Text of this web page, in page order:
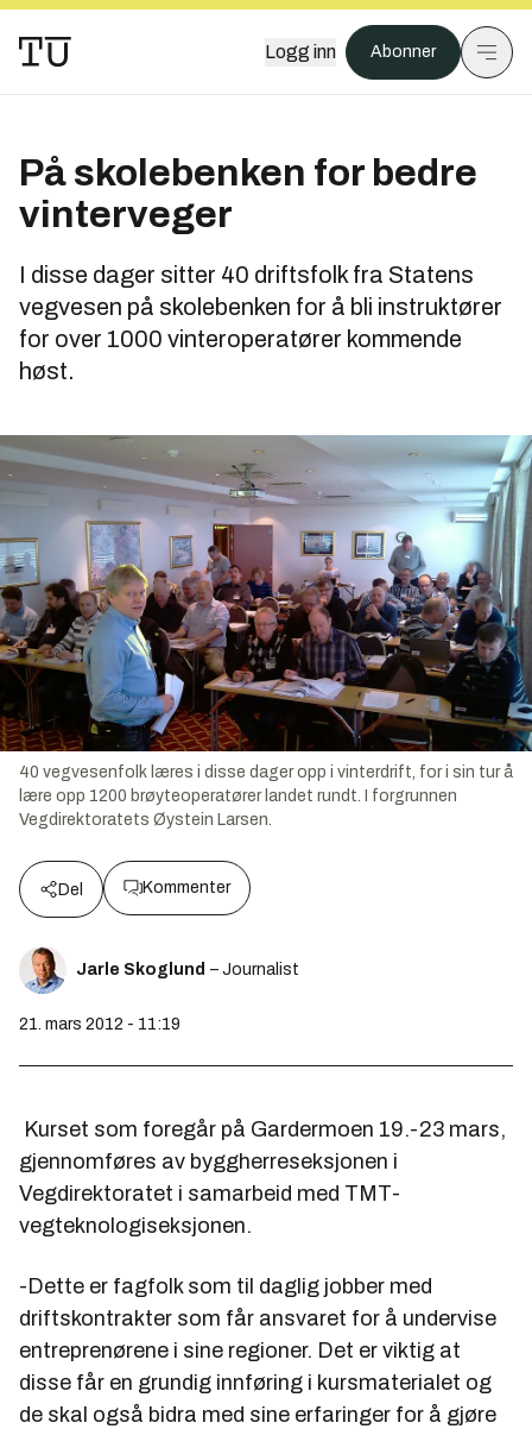
Logg inn Abonner
På skolebenken for bedre
vinterveger
I disse dager sitter 40 driftsfolk fra Statens
vegvesen på skolebenken for å bli instruktører
for over 1000 vinteroperatører kommende
høst.
40 vegvesenfolk læres i disse dager opp i vinterdrift, for i sin tur å
lære opp 1200 brøyteoperatører landet rundt. I forgrunnen
Vegdirektoratets Øystein Larsen.
Del Kommenter
Jarle Skoglund – Journalist
21. mars 2012 - 11:19
Kurset som foregår på Gardermoen 19.-23 mars,
gjennomføres av byggherreseksjonen i
Vegdirektoratet i samarbeid med TMT-
vegteknologiseksjonen.
-Dette er fagfolk som til daglig jobber med
driftskontrakter som får ansvaret for å undervise
entreprenørene i sine regioner. Det er viktig at
disse får en grundig innføring i kursmaterialet og
de skal også bidra med sine erfaringer for å gjøre